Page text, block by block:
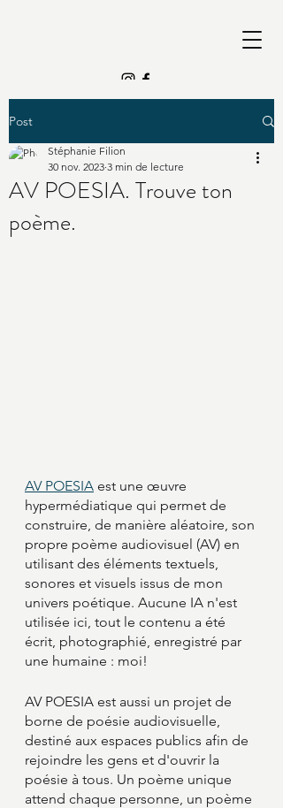
Post
AV POESIA. Trouve ton
poème.
Stéphanie Filion
30 nov. 2023 3 min de lecture
AV POESIA est une œuvre
hypermédiatique qui permet de
construire, de manière aléatoire, son
propre poème audiovisuel (AV) en
utilisant des éléments textuels,
sonores et visuels issus de mon
univers poétique. Aucune IA n'est
utilisée ici, tout le contenu a été
écrit, photographié, enregistré par
une humaine : moi!
AV POESIA est aussi un projet de
borne de poésie audiovisuelle,
destiné aux espaces publics afin de
rejoindre les gens et d'ouvrir la
poésie à tous. Un poème unique
attend chaque personne, un poème